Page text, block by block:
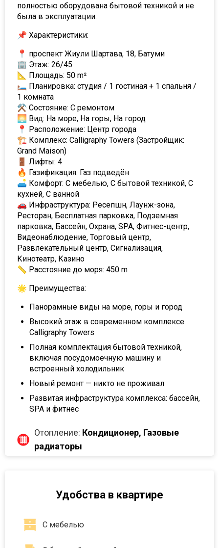
полностью оборудована бытовой техникой и не
была в эксплуатации.
📌 Характеристики:
📍 проспект Жиули Шартава, 18, Батуми
🏢 Этаж: 26/45
📐 Площадь: 50 m²
🛏 Планировка: студия / 1 гостиная + 1 спальня /
1 комната
⚒ Состояние: С ремонтом
🌅 Вид: На море, На горы, На город
📍 Расположение: Центр города
🏗 Комплекс: Calligraphy Towers (Застройщик:
Grand Maison)
🚪 Лифты: 4
🔥 Газификация: Газ подведён
🛋 Комфорт: С мебелью, С бытовой техникой, С
кухней, С ванной
🚗 Инфраструктура: Ресепшн, Лаунж-зона,
Ресторан, Бесплатная парковка, Подземная
парковка, Бассейн, Охрана, SPA, Фитнес-центр,
Видеонаблюдение, Торговый центр,
Развлекательный центр, Сигнализация,
Кинотеатр, Казино
📏 Расстояние до моря: 450 m
🌟 Преимущества:
Панорамные виды на море, горы и город
Высокий этаж в современном комплексе
Calligraphy Towers
Полная комплектация бытовой техникой,
включая посудомоечную машину и
встроенный холодильник
Новый ремонт — никто не проживал
Развитая инфраструктура комплекса: бассейн,
SPA и фитнес
Отопление: Кондиционер, Газовые
радиаторы
Удобства в квартире
С мебелью